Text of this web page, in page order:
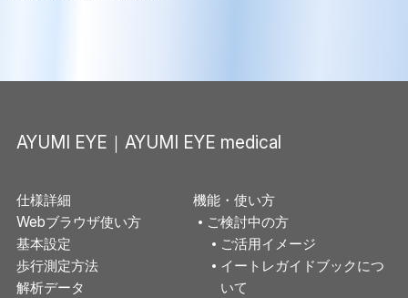
AYUMI EYE｜AYUMI EYE medical
仕様詳細
Webブラウザ使い方
基本設定
歩行測定方法
解析データ
機能・使い方
ご検討中の方
ご活用イメージ
イートレガイドブックにつ
いて